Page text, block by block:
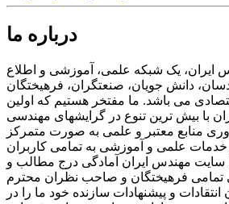
درباره ما
ایران، یک شبکه علمی، آموزشی و اطلاع
دانش جویان، صنعتگران، فرهیختگان
می باشد. ما مفتخر هستیم که اولین
با بیش ترین تنوع در گرایشهای مهندسی
منابع معتبر و علمی به صورت متمرکز
علمی و آموزشی به تمامی کاربران
سایت مهندس ایران آمادگی درج مطالب و
تمامی فرهیختگان و صاحب نظران محترم
انتقادات و پیشنهادات سازنده خود ما را در